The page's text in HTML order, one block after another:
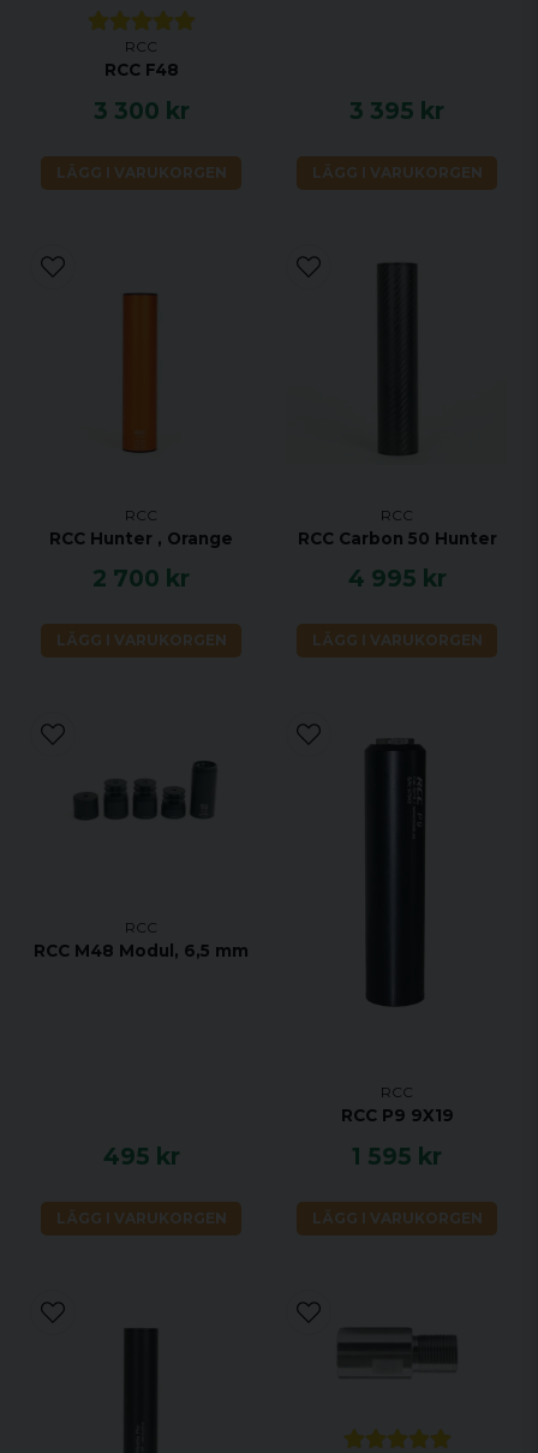
RCC
RCC F48
3 300 kr
LÄGG I VARUKORGEN
3 395 kr
LÄGG I VARUKORGEN
RCC
RCC Hunter , Orange
2 700 kr
LÄGG I VARUKORGEN
RCC
RCC Carbon 50 Hunter
4 995 kr
LÄGG I VARUKORGEN
RCC
RCC M48 Modul, 6,5 mm
495 kr
LÄGG I VARUKORGEN
RCC
RCC P9 9X19
1 595 kr
LÄGG I VARUKORGEN